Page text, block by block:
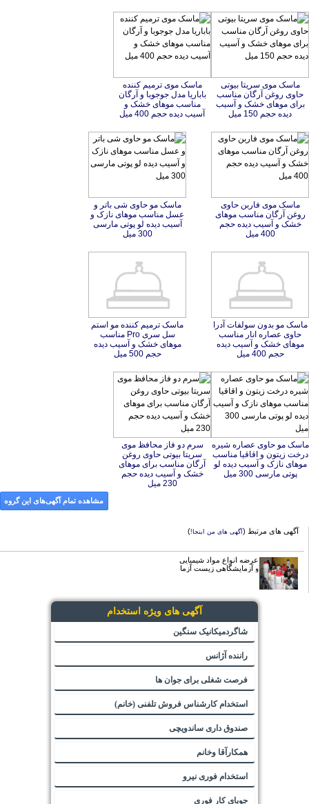
ماسک موی سریتا بیوتی
حاوی روغن آرگان مناسب
برای موهای خشک و آسیب
دیده حجم 150 میل
ماسک موی ترمیم کننده
باباریا مدل جوجوبا و آرگان
مناسب موهای خشک و
آسیب دیده حجم 400 میل
ماسک موی فاربن حاوی
روغن آرگان مناسب موهای
خشک و آسیب دیده حجم
400 میل
ماسک مو حاوی شی باتر و
عسل مناسب موهای نازک و
آسیب دیده لو پوتی مارسی
300 میل
ماسک مو بدون سولفات آدرا
حاوی عصاره انار مناسب
موهای خشک و آسیب دیده
حجم 400 میل
ماسک ترمیم کننده مو استم
سل سری Pro مناسب
موهای خشک و آسیب دیده
حجم 500 میل
ماسک مو حاوی عصاره شیره
درخت زیتون و اقاقیا مناسب
موهای نازک و آسیب دیده لو
پوتی مارسی 300 میل
سرم دو فاز محافظ موی
سریتا بیوتی حاوی روغن
آرگان مناسب برای موهای
خشک و آسیب دیده حجم
230 میل
مشاهده تمام آگهی‌های این گروه
آگهی های مرتبط (آگهی های من اینجا!)
عرضه انواع مواد شیمیایی
و آزمایشگاهی زیست آزما
آگهی های ویژه استخدام
شاگردمیکانیک سنگین
راننده آژانس
فرصت شغلی برای جوان ها
استخدام کارشناس فروش تلفنی (خانم)
صندوق داری ساندویچی
همکارآقا وخانم
استخدام فوری نیرو
جویای کار فوری